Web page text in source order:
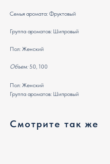
Семья аромата: Фруктовый
Группа ароматов: Шипровый
Пол: Женский
Объем:50, 100
Пол: Женский
Группа ароматов: Шипровый
Смотрите так же